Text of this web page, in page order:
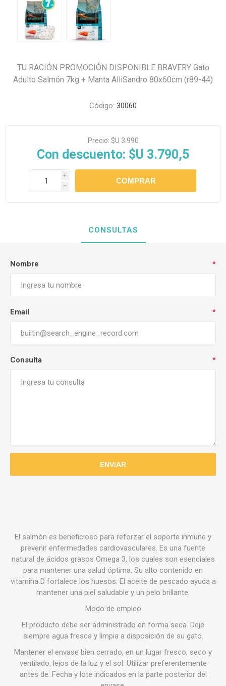
TU RACIÓN PROMOCIÓN DISPONIBLE BRAVERY Gato
Adulto Salmón 7kg + Manta AlliSandro 80x60cm (r89-44)
Código: 30060
Precio: $U 3.990
Con descuento: $U 3.790,5
i
h
CONSULTAS
Nombre *
Email *
Consulta *
El salmón es beneficioso para reforzar el soporte inmune y
prevenir enfermedades cardiovasculares. Es una fuente
natural de ácidos grasos Omega 3, los cuales son esenciales
para mantener una salud óptima. Su alto contenido en
vitamina D fortalece los huesos. El aceite de pescado ayuda a
mantener una piel saludable y un pelo brillante.
Modo de empleo
El producto debe ser administrado en forma seca. Deje
siempre agua fresca y limpia a disposición de su gato.
Mantener el envase bien cerrado, en un lugar fresco, seco y
ventilado, lejos de la luz y el sol. Utilizar preferentemente
antes de: Fecha y lote indicados en la parte posterior del